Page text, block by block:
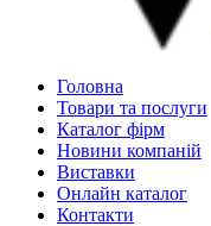
Головна
Товари та послуги
Каталог фірм
Новини компаній
Виставки
Онлайн каталог
Контакти